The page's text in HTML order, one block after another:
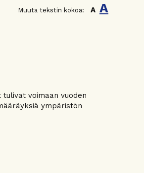
Muuta tekstin kokoa: A A
tulivat voimaan vuoden
ympäristön